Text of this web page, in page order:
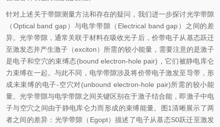
针对上述关于带隙测量方法和存在的疑问，我们进一步探讨光学带隙
（Optical band gap）与电学带隙（Electrical band gap）之间的差
异。光学带隙，通常关联于材料在吸收光子后，价带电子从基态跃迁
至激发态并产生激子（exciton）所需的较小能量，需要注意的是激子
是电子和空穴的束缚态(bound electron-hole pair)，它们被静电库仑
力束缚在一起。与此不同，电学带隙涉及将价带电子激发至导带，形
成未束缚的电子-空穴对(unbound electron-hole pair)所需的较小能
量。光学带隙与电学带隙之间关键区别在于激子结合能，即激子中电
子与空穴之间由于静电库仑力而形成的束缚能量。图1清晰展示了两
者之间的差异：光学带隙（Egopt）描述了电子从基态S0跃迁至激发